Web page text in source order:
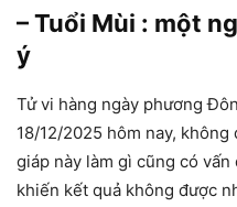
– Tuổi Mùi : một
ý
Tử vi hàng ngày phương
18/12/2025 hôm nay,
giáp này làm gì cũng có
khiến kết quả không được